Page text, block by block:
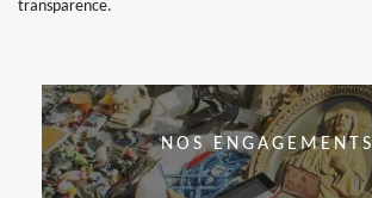
transparence.
NOS ENGAGEMENTS